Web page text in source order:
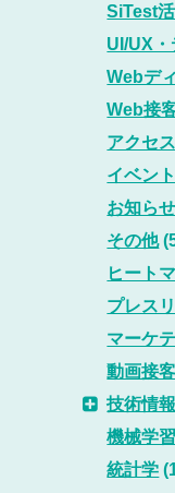
SiTest
UI/UX
Webデ
Web接
アクセ
イベン
お知らせ
その他
ヒート
プレス
マーケ
動画接客
技術情報
機械学習
統計学